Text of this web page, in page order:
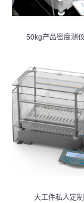
50kg产品密度测
大工件私人定